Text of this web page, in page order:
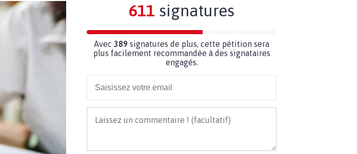
611 signatures
Avec 389 signatures de plus, cette pétition sera
plus facilement recommandée à des signataires
engagés.